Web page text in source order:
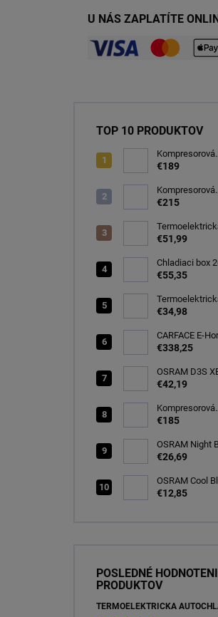
U NÁS ZAPLATÍTE
TOP 10 PRODUKTOV
Kompresorová
autochladnička
€189
Kompresorová
autochladnička
€215
CARFACE 29
€51,99
Chladiaci box
€55,35
autochladnička
€34,98
CARFACE E-
elektro/bicykle
€338,25
OSRAM D3S
ORIGINAL
€42,19
Kompresorová
autochladnička
€185
OSRAM Night
H7 PX26d 12V
€26,69
OSRAM Cool
(NEXT GEN)
€12,85
POSLEDNÉ
PRODUKTOV
TERMOELEKTRICKÁ